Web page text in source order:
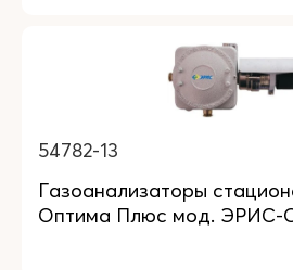
54782-13
Газоанализаторы
Оптима Плюс мод. ЭРИС-